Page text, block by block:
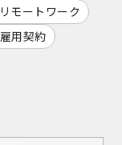
リモートワーク
雇用契約